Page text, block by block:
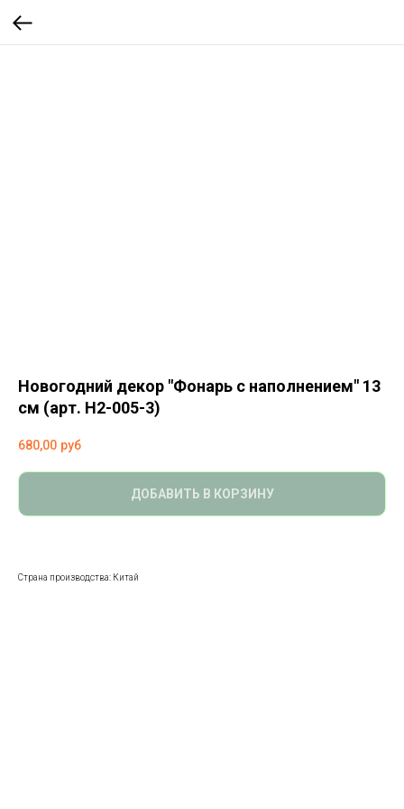
Новогодний декор "Фонарь с наполнением" 13
см (арт. H2-005-3)
680,00 руб
ДОБАВИТЬ В КОРЗИНУ
Страна производства: Китай